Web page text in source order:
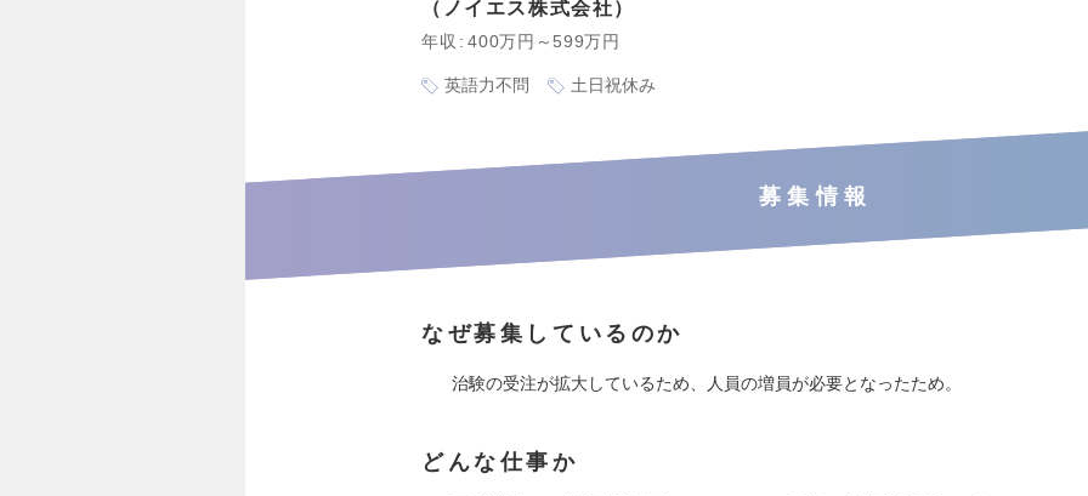
ノイエス株式会社
年収 400万円～599万円
英語力不問 土日祝休み
募集情報
なぜ募集しているのか
治験の受注が拡大しているため、人員の増員が必要となったため。
どんな仕事か